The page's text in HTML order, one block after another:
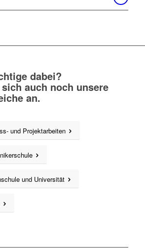
dabei?
auch noch unsere
an.
und Projektarbeiten
und Universität